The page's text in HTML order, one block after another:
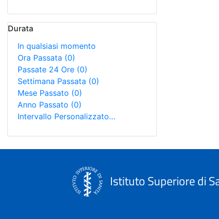
Durata
In qualsiasi momento
Ora Passata (0)
Passate 24 Ore (0)
Settimana Passata (0)
Mese Passato (0)
Anno Passato (0)
Intervallo Personalizzato…
Istituto Superiore di